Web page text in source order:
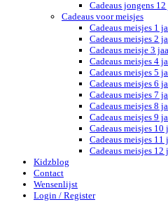
Cadeaus jongens 12
Cadeaus voor meisjes
Cadeaus meisjes 1
Cadeaus meisjes 2
Cadeaus meisje 3
Cadeaus meisjes 4
Cadeaus meisjes 5
Cadeaus meisjes 6
Cadeaus meisjes 7
Cadeaus meisjes 8
Cadeaus meisjes 9
Cadeaus meisjes 10
Cadeaus meisjes 11
Cadeaus meisjes 12
Kidzblog
Contact
Wensenlijst
Login / Register